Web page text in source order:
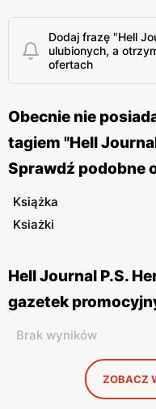
Dodaj frazę "Hell
ulubionych, a
ofertach
Obecnie nie
tagiem "Hell
Sprawdź podobne
Książka
Ksiażki
Hell Journal P.S.
gazetek
Brak wyników
ZOBACZ